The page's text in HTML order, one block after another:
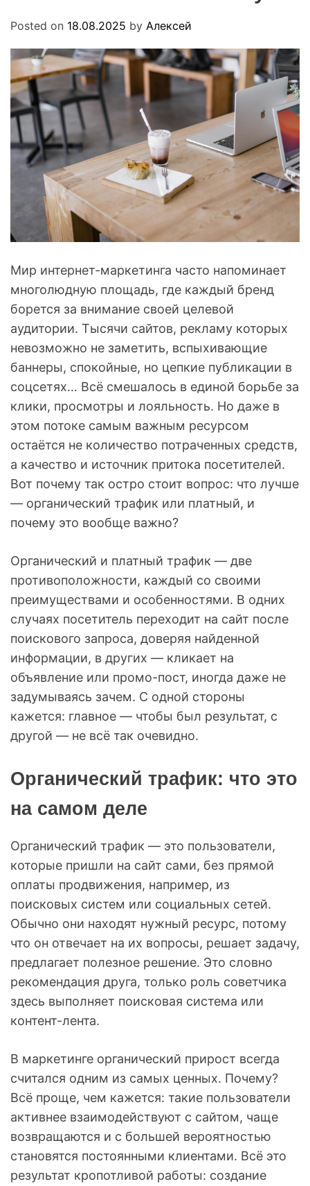
Posted on 18.08.2025 by Алексей
Мир интернет-маркетинга часто напоминает
многолюдную площадь, где каждый бренд
борется за внимание своей целевой
аудитории. Тысячи сайтов, рекламу которых
невозможно не заметить, вспыхивающие
баннеры, спокойные, но цепкие публикации в
соцсетях… Всё смешалось в единой борьбе за
клики, просмотры и лояльность. Но даже в
этом потоке самым важным ресурсом
остаётся не количество потраченных средств,
а качество и источник притока посетителей.
Вот почему так остро стоит вопрос: что лучше
— органический трафик или платный, и
почему это вообще важно?
Органический и платный трафик — две
противоположности, каждый со своими
преимуществами и особенностями. В одних
случаях посетитель переходит на сайт после
поискового запроса, доверяя найденной
информации, в других — кликает на
объявление или промо-пост, иногда даже не
задумываясь зачем. С одной стороны
кажется: главное — чтобы был результат, с
другой — не всё так очевидно.
Органический трафик: что это
на самом деле
Органический трафик — это пользователи,
которые пришли на сайт сами, без прямой
оплаты продвижения, например, из
поисковых систем или социальных сетей.
Обычно они находят нужный ресурс, потому
что он отвечает на их вопросы, решает задачу,
предлагает полезное решение. Это словно
рекомендация друга, только роль советчика
здесь выполняет поисковая система или
контент-лента.
В маркетинге органический прирост всегда
считался одним из самых ценных. Почему?
Всё проще, чем кажется: такие пользователи
активнее взаимодействуют с сайтом, чаще
возвращаются и с большей вероятностью
становятся постоянными клиентами. Всё это
результат кропотливой работы: создание